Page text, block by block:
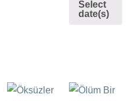
Select
date(s)